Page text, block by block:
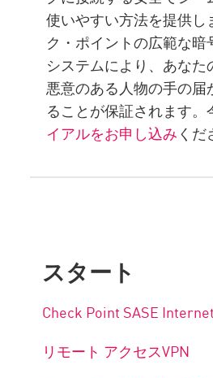
使いやすい方法を提供し
ク・ポイントの広範な暗
システムにより、あな
悪意のある人物の手の届
ることが保証されます。
イアルをお申し込みくだ
スタート
Check Point SASE
リモート アクセスVPN